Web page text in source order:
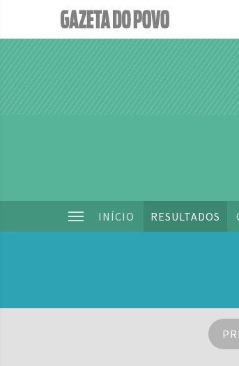
INÍCIO RESULTADOS